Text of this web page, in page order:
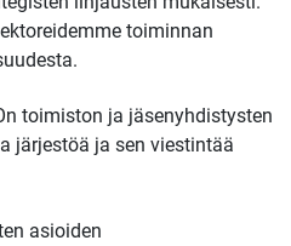
toiminnan
toimiston ja jäsenyhdistysten
järjestöä ja sen viestintää
asioiden